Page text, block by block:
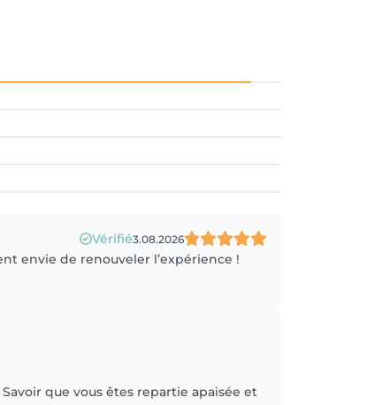
Vérifié3.08.2026
envie de renouveler l’expérience !
que vous êtes repartie apaisée et